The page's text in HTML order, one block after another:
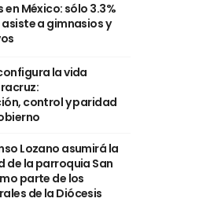
México: sólo 3.3%
a gimnasios y
la vida
control y paridad
Lozano asumirá la
de la parroquia San
parte de los
de la Diócesis